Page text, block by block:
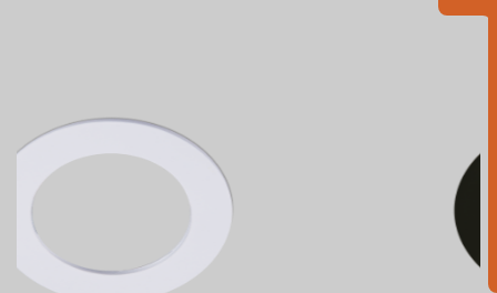
Hospitality [EN]
Hospitality [PT]
General [EN/FR]